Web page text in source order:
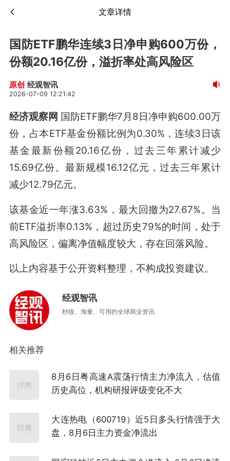
文章详情
国防ETF鹏华连续3日净申购600万份，
份额20.16亿份，溢折率处高风险区
原创 经观智讯
2026-07-09 12:21:42
经济观察网 国防ETF鹏华7月8日净申购600.00万
份，占本ETF基金份额比例为0.30%，连续3日该
基金最新份额20.16亿份，过去三年累计减少
15.69亿份。最新规模16.12亿元，过去三年累计
减少12.79亿元。
该基金近一年涨3.63%，最大回撤为27.67%。当
前ETF溢折率0.13%，超过历史79%的时间，处于
高风险区，偏离净值幅度较大，存在回落风险。
以上内容基于公开资料整理，不构成投资建议。
经观智讯
秒级、海量、可用的全球商业资讯
相关推荐
8月6日粤高速A震荡行情主力净流入，估值
历史高位，机构研报评级变化不大
大连热电（600719）近5日多头行情强于大
盘，8月6日主力资金净流出